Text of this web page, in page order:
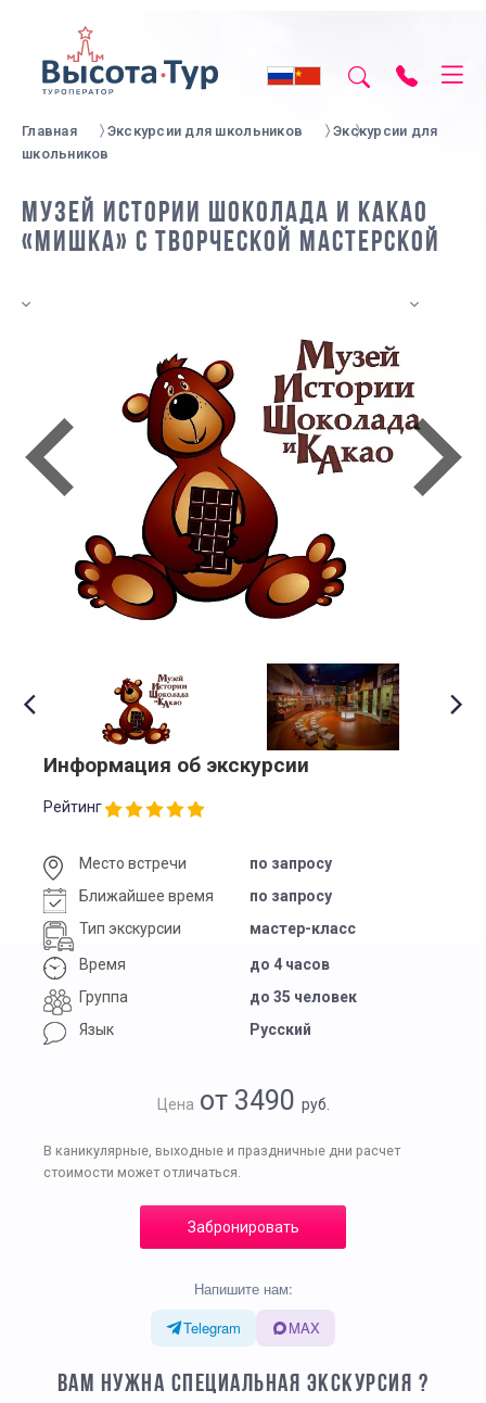
Главная Экскурсии для школьников
Экскурсии для
школьников
МУЗЕЙ ИСТОРИИ ШОКОЛАДА И КАКАО
«МИШКА» С ТВОРЧЕСКОЙ МАСТЕРСКОЙ
Информация об экскурсии
Рейтинг
Место встречи
по запросу
Ближайшее время
по запросу
Тип экскурсии
мастер-класс
Время
до 4 часов
Группа
до 35 человек
Язык
Русский
Цена от 3490 руб.
В каникулярные, выходные и праздничные дни расчет
стоимости может отличаться.
Забронировать
Напишите нам:
Telegram
MAX
ВАМ НУЖНА СПЕЦИАЛЬНАЯ ЭКСКУРСИЯ ?